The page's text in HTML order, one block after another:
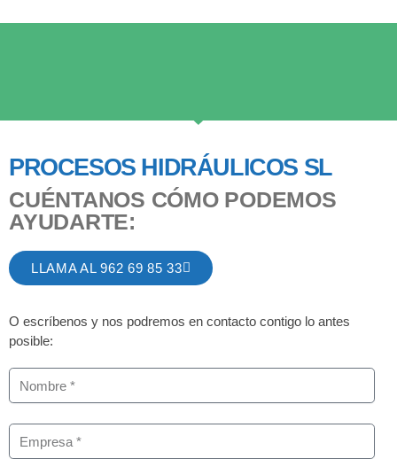
PROCESOS HIDRÁULICOS SL
CUÉNTANOS CÓMO PODEMOS
AYUDARTE:
LLAMA AL 962 69 85 33
O escríbenos y nos podremos en contacto contigo lo antes
posible: